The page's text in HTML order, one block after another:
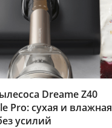
Dreame Z40
Pro: сухая и влажная
усилий